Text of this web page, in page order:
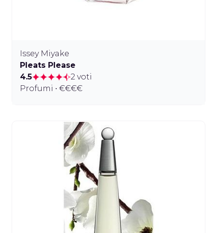
Issey Miyake
Pleats Please
4.5
2 voti
Profumi • €€€€